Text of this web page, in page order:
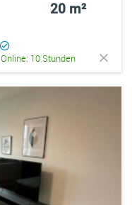
20 m²
Online: 10 Stunden